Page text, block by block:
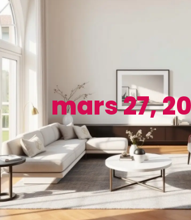
mars 27,